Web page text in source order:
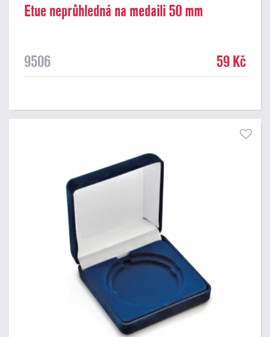
Etue neprůhledná na medaili 50 mm
9506 59 Kč